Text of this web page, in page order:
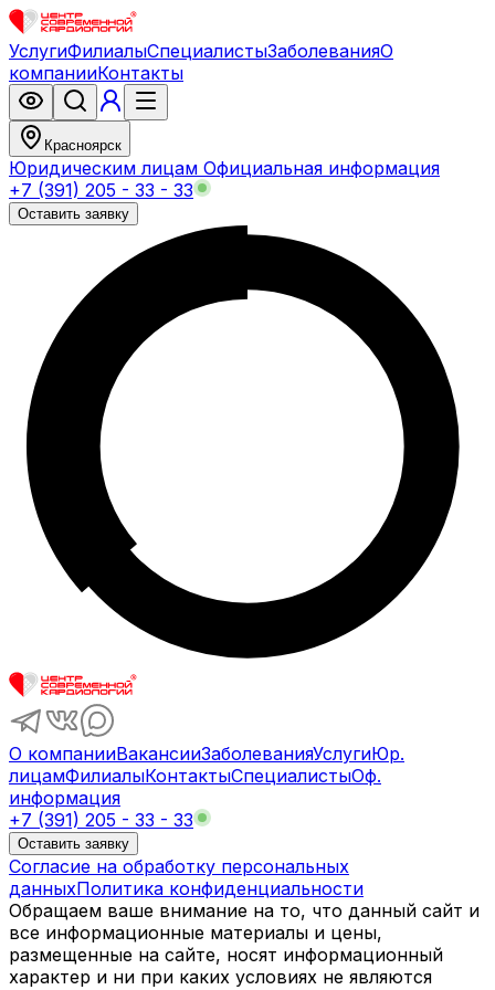
УслугиФилиалыСпециалистыЗаболеванияО
компанииКонтакты
Красноярск
Юридическим лицам Официальная информация
+7 (391) 205 - 33 - 33
Оставить заявку
О компанииВакансииЗаболеванияУслугиЮр.
лицамФилиалыКонтактыСпециалистыОф.
информация
+7 (391) 205 - 33 - 33
Оставить заявку
Согласие на обработку персональных
данныхПолитика конфиденциальности
Обращаем ваше внимание на то, что данный сайт и
все информационные материалы и цены,
размещенные на сайте, носят информационный
характер и ни при каких условиях не являются